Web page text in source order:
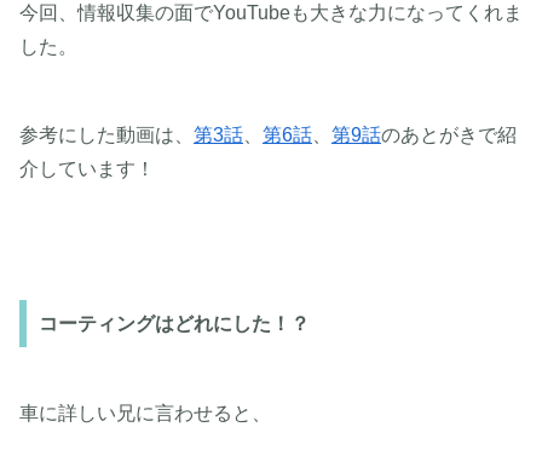
今回、情報収集の面でYouTubeも大きな力になってくれま
した。
参考にした動画は、 第3話 第6話 第9話のあとがきで紹
介しています！
コーティングはどれにした！？
車に詳しい兄に言わせると、